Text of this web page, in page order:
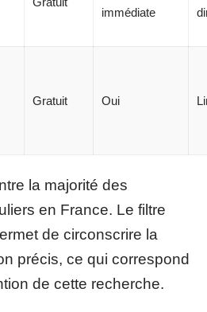
immédiate
Gratuit Oui
la majorité des
en France. Le filtre
de circonscrire la
précis, ce qui correspond
de cette recherche.